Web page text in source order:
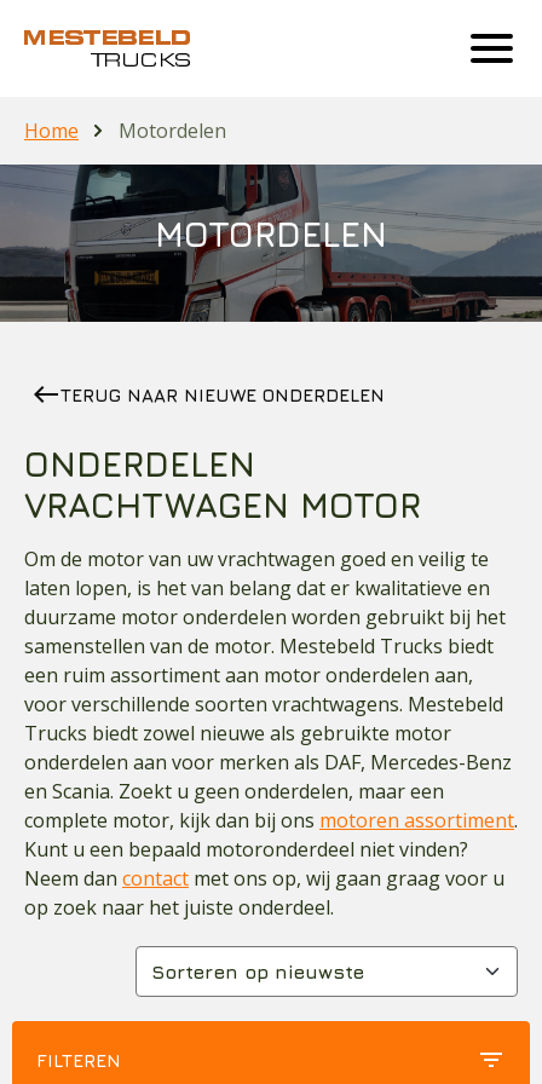
Home Motordelen
MOTORDELEN
westTERUG NAAR NIEUWE ONDERDELEN
ONDERDELEN
VRACHTWAGEN MOTOR
Om de motor van uw vrachtwagen goed en veilig te
laten lopen, is het van belang dat er kwalitatieve en
duurzame motor onderdelen worden gebruikt bij het
samenstellen van de motor. Mestebeld Trucks biedt
een ruim assortiment aan motor onderdelen aan,
voor verschillende soorten vrachtwagens. Mestebeld
Trucks biedt zowel nieuwe als gebruikte motor
onderdelen aan voor merken als DAF, Mercedes-Benz
en Scania. Zoekt u geen onderdelen, maar een
complete motor, kijk dan bij ons motoren assortiment.
Kunt u een bepaald motoronderdeel niet vinden?
Neem dan contact met ons op, wij gaan graag voor u
op zoek naar het juiste onderdeel.
FILTEREN filter_list